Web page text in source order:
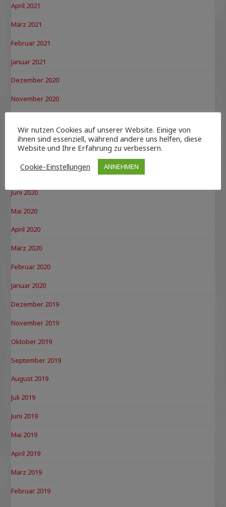
April 2021
März 2021
Februar 2021
Januar 2021
Dezember 2020
November 2020
September 2020
Juli 2020
Juni 2020
Mai 2020
April 2020
März 2020
Februar 2020
Januar 2020
Dezember 2019
November 2019
Oktober 2019
September 2019
August 2019
Juli 2019
Juni 2019
Mai 2019
April 2019
März 2019
Februar 2019
Wir nutzen Cookies auf unserer Website. Einige von
ihnen sind essenziell, während andere uns helfen, diese
Website und Ihre Erfahrung zu verbessern.
Cookie-Einstellungen
ANNEHMEN